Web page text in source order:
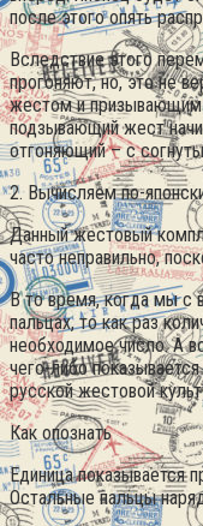
после этого опять
Вследствие этого
прогоняют, но, это не
жестом и призывающим
подзывающий жест
отгоняющий – с
2. Вычисляем по-
Данный жестовый
часто неправильно,
В то время, когда мы с
пальцах, то как раз
необходимое число. А
чего-либо
русской жестовой
Как опознать
Единица показывается
Остальные пальцы